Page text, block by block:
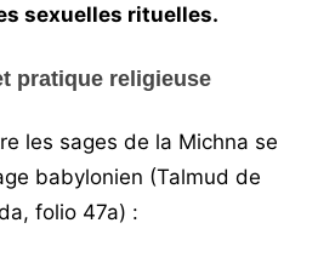
sexuelles rituelles.
pratique religieuse
les sages de la Michna se
babylonien (Talmud de
folio 47a) :